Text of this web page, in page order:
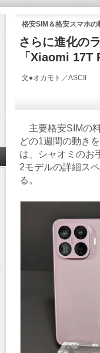
格安SIM＆格安スマホ
さらに進化の
「Xiaomi 17T
文●オカモト／ASCII
主要格安SIMの
どの1週間の動き
は、シャオミのお
2モデルの詳細ス
る。